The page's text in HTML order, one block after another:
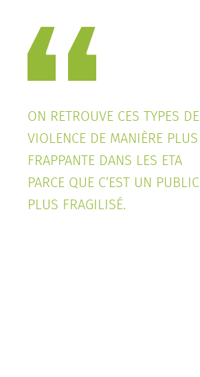
ON RETROUVE CES TYPES DE
VIOLENCE DE MANIÈRE PLUS
FRAPPANTE DANS LES ETA
PARCE QUE C’EST UN PUBLIC
PLUS FRAGILISÉ.